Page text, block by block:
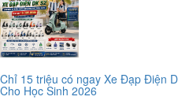
Chỉ 15 triệu có ngay Xe Đạp Điện
Cho Học Sinh 2026